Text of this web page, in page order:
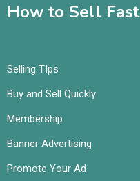
How to Sell Fast
Selling TIps
Buy and Sell Quickly
Membership
Banner Advertising
Promote Your Ad